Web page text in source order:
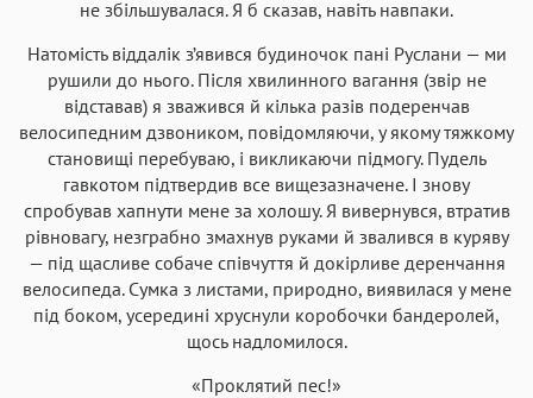
не збільшувалася. Я б сказав, навіть навпаки.
Натомість віддалік з’явився будиночок пані Руслани — ми
рушили до нього. Після хвилинного вагання (звір не
відставав) я зважився й кілька разів подеренчав
велосипедним дзвоником, повідомляючи, у якому тяжкому
становищі перебуваю, і викликаючи підмогу. Пудель
гавкотом підтвердив все вищезазначене. І знову
спробував хапнути мене за холошу. Я вивернувся, втратив
рівновагу, незграбно змахнув руками й звалився в куряву
— під щасливе собаче співчуття й докірливе деренчання
велосипеда. Сумка з листами, природно, виявилася у мене
під боком, усередині хруснули коробочки бандеролей,
щось надломилося.
«Проклятий пес!»